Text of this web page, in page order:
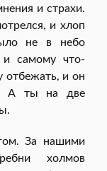
и страхи.
и хлоп
не в небо
и самому что-
отбежать, и он
А ты на две
За нашими
холмов